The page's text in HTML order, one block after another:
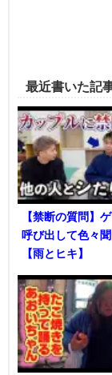
最近書いた記
【禁断の質問】
呼び出して色々
【雨とヒキ】